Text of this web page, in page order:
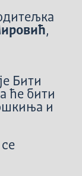
,
Бити
ће бити
и